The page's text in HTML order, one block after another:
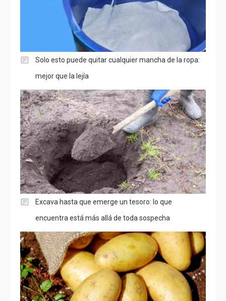
Solo esto puede quitar cualquier mancha de la ropa:
mejor que la lejía
Excava hasta que emerge un tesoro: lo que
encuentra está más allá de toda sospecha